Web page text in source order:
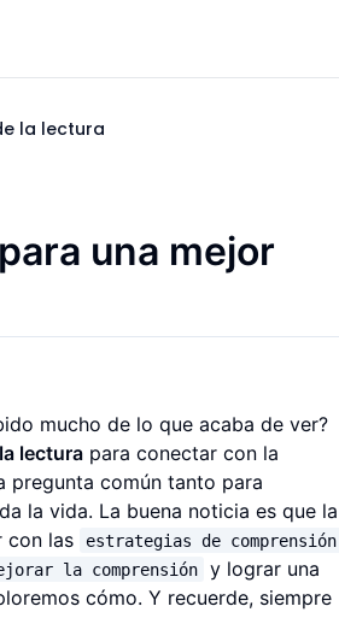
la lectura
una mejor
mucho de lo que acaba de ver?
lectura para conectar con la
pregunta común tanto para
la vida. La buena noticia es que la
con las
estrategias de comprensión
la comprensión y lograr una
cómo. Y recuerde, siempre